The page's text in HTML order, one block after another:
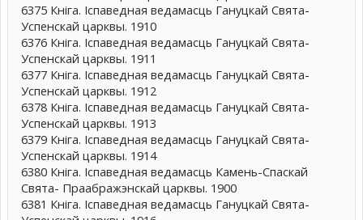
6375 Кніга. Іспаведная ведамасць Гануцкай Свята-
Успенскай царквы. 1910
6376 Кніга. Іспаведная ведамасць Гануцкай Свята-
Успенскай царквы. 1911
6377 Кніга. Іспаведная ведамасць Гануцкай Свята-
Успенскай царквы. 1912
6378 Кніга. Іспаведная ведамасць Гануцкай Свята-
Успенскай царквы. 1913
6379 Кніга. Іспаведная ведамасць Гануцкай Свята-
Успенскай царквы. 1914
6380 Кніга. Іспаведная ведамасць Камень-Спаскай
Свята- Праабражэнскай царквы. 1900
6381 Кніга. Іспаведная ведамасць Гануцкай Свята-